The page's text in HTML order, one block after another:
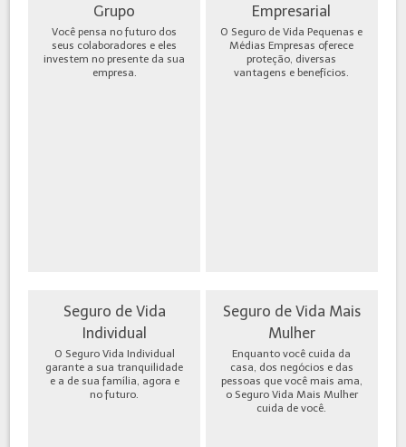
Grupo
Você pensa no futuro dos
seus colaboradores e eles
investem no presente da sua
empresa.
Empresarial
O Seguro de Vida Pequenas e
Médias Empresas oferece
proteção, diversas
vantagens e benefícios.
Seguro de Vida
Individual
O Seguro Vida Individual
garante a sua tranquilidade
e a de sua família, agora e
no futuro.
Seguro de Vida Mais
Mulher
Enquanto você cuida da
casa, dos negócios e das
pessoas que você mais ama,
o Seguro Vida Mais Mulher
cuida de você.